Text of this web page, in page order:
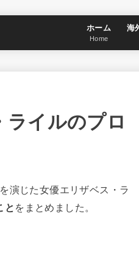
ホーム
Home
海
ライルのプロ
演じた女優エリザベス・ラ
と をまとめました。